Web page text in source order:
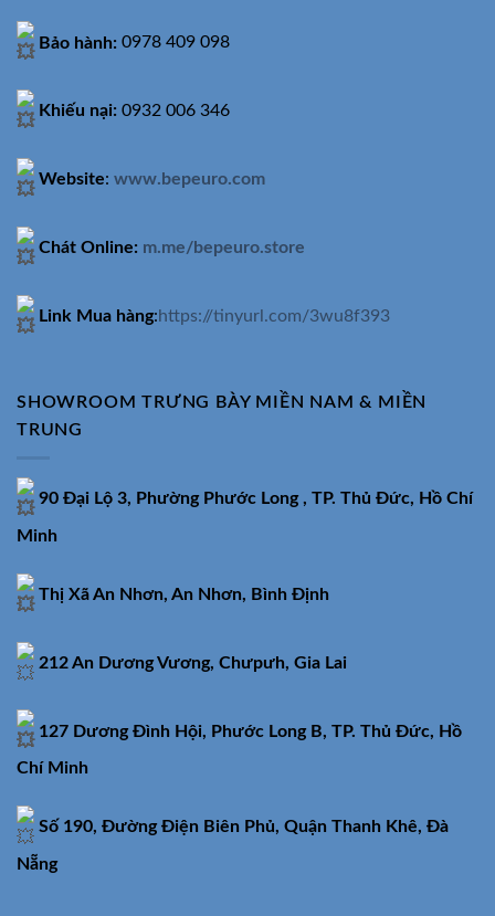
Bảo hành: 0978 409 098
Khiếu nại: 0932 006 346
Website: www.bepeuro.com
Chát Online: m.me/bepeuro.store
Link Mua hàng:https://tinyurl.com/3wu8f393
SHOWROOM TRƯNG BÀY MIỀN NAM & MIỀN
TRUNG
90 Đại Lộ 3, Phường Phước Long , TP. Thủ Đức, Hồ Chí
Minh
Thị Xã An Nhơn, An Nhơn, Bình Định
212 An Dương Vương, Chưpưh, Gia Lai
127 Dương Đình Hội, Phước Long B, TP. Thủ Đức, Hồ
Chí Minh
Số 190, Đường Điện Biên Phủ, Quận Thanh Khê, Đà
Nẵng